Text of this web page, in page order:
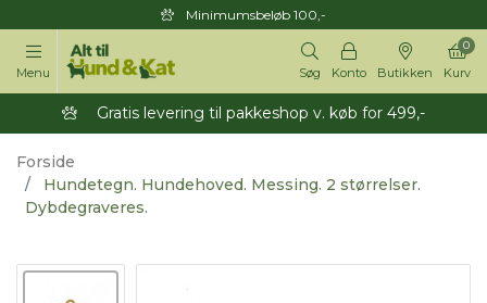
Minimumsbeløb 100,-
Menu Søg Konto Butikken Kurv
0
Gratis levering til pakkeshop v. køb for 499,-
Forside
Hundetegn. Hundehoved. Messing. 2 størrelser.
Dybdegraveres.